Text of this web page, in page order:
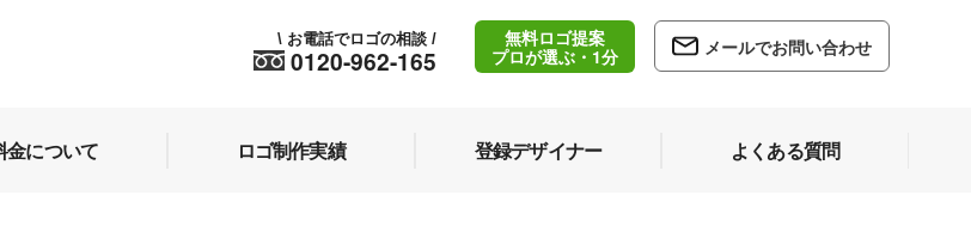
0120-962-165
\ お電話でロゴの相談 /
無料ロゴ提案
プロが選ぶ・1分
メールでお問い合わせ
金について ロゴ制作実績 登録デザイナー よくある質問